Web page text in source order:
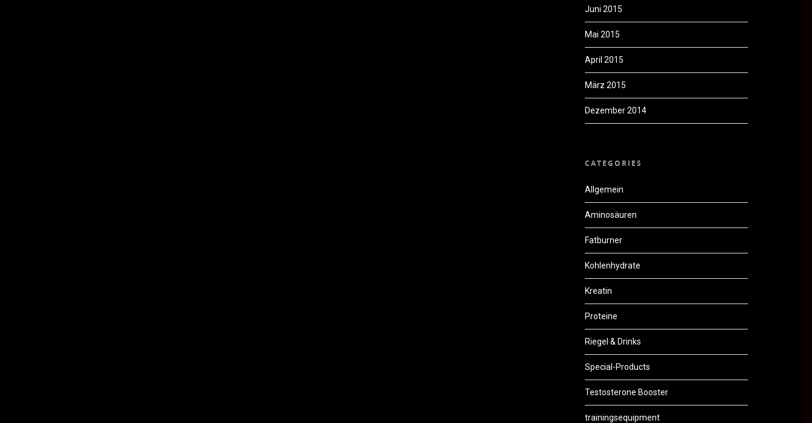
Juni 2015
Mai 2015
April 2015
März 2015
Dezember 2014
CATEGORIES
Allgemein
Aminosäuren
Fatburner
Kohlenhydrate
Kreatin
Proteine
Riegel & Drinks
Special-Products
Testosterone Booster
trainingsequipment